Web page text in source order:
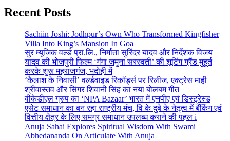
Recent Posts
Sachiin Joshi: Jodhpur’s Own Who Transformed Kingfisher
Villa Into King’s Mansion In Goa
सुर म्यूजिक वर्ल्ड प्रा.लि., निर्माता सुरिंदर यादव और निर्देशक विजय
यादव की भोजपुरी फिल्म ‘गंगा जमुना सरस्वती’ की शूटिंग ग्रैंड मुहूर्त
करके शुरू महराजगंज, भदोही में
‘कैलाश के निवासी’ वर्ल्डवाइड रिकॉर्ड्स पर रिलीज, एक्ट्रेस माही
श्रीवास्तव और सिंगर शिवानी सिंह का नया बोलबम गीत
वीकेडीएल ग्रुप का ‘NPA Bazaar’ भारत में एनपीए एवं डिस्ट्रेस्ड
एसेट समाधान का बन रहा राष्ट्रीय मंच, वि के दुबे के नेतृत्व में बैंकिंग एवं
वित्तीय क्षेत्र के लिए समग्र समाधान उपलब्ध कराने की पहल i
Anuja Sahai Explores Spiritual Wisdom With Swami
Abhedananda On Articulate With Anuja